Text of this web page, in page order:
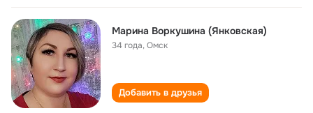
Марина Воркушина (Янковская)
34 года,Омск
Добавить в друзья